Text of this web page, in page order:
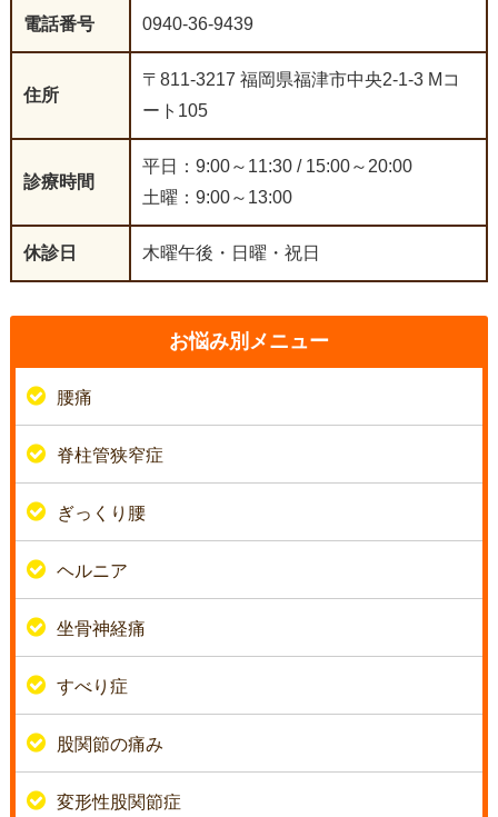
電話番号 0940-36-9439
住所
〒811-3217 福岡県福津市中央2-1-3 Mコ
ート105
診療時間
平日：9:00～11:30 / 15:00～20:00
土曜：9:00～13:00
休診日 木曜午後・日曜・祝日
お悩み別メニュー
腰痛
脊柱管狭窄症
ぎっくり腰
ヘルニア
坐骨神経痛
すべり症
股関節の痛み
変形性股関節症